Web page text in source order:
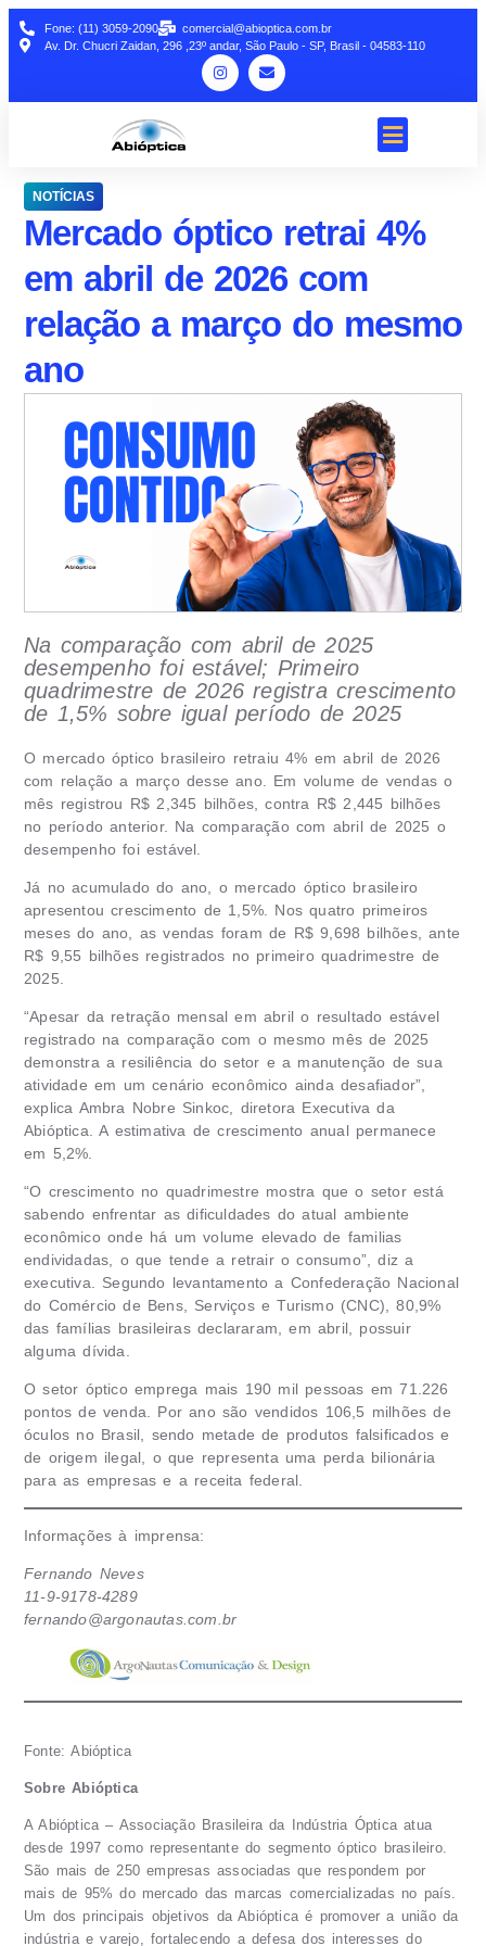
Fone: (11) 3059-2090
comercial@abioptica.com.br
Av. Dr. Chucri Zaidan, 296 ,23º andar, São Paulo - SP, Brasil - 04583-110
NOTÍCIAS
Mercado óptico retrai 4%
em abril de 2026 com
relação a março do mesmo
ano
Na comparação com abril de 2025
desempenho foi estável; Primeiro
quadrimestre de 2026 registra crescimento
de 1,5% sobre igual período de 2025
O mercado óptico brasileiro retraiu 4% em abril de 2026
com relação a março desse ano. Em volume de vendas o
mês registrou R$ 2,345 bilhões, contra R$ 2,445 bilhões
no período anterior. Na comparação com abril de 2025 o
desempenho foi estável.
Já no acumulado do ano, o mercado óptico brasileiro
apresentou crescimento de 1,5%. Nos quatro primeiros
meses do ano, as vendas foram de R$ 9,698 bilhões, ante
R$ 9,55 bilhões registrados no primeiro quadrimestre de
2025.
“Apesar da retração mensal em abril o resultado estável
registrado na comparação com o mesmo mês de 2025
demonstra a resiliência do setor e a manutenção de sua
atividade em um cenário econômico ainda desafiador”,
explica Ambra Nobre Sinkoc, diretora Executiva da
Abióptica. A estimativa de crescimento anual permanece
em 5,2%.
“O crescimento no quadrimestre mostra que o setor está
sabendo enfrentar as dificuldades do atual ambiente
econômico onde há um volume elevado de familias
endividadas, o que tende a retrair o consumo”, diz a
executiva. Segundo levantamento a Confederação Nacional
do Comércio de Bens, Serviços e Turismo (CNC), 80,9%
das famílias brasileiras declararam, em abril, possuir
alguma dívida.
O setor óptico emprega mais 190 mil pessoas em 71.226
pontos de venda. Por ano são vendidos 106,5 milhões de
óculos no Brasil, sendo metade de produtos falsificados e
de origem ilegal, o que representa uma perda bilionária
para as empresas e a receita federal.
Informações à imprensa:
Fernando Neves
11-9-9178-4289
fernando@argonautas.com.br
Fonte: Abióptica
Sobre Abióptica
A Abióptica – Associação Brasileira da Indústria Óptica atua
desde 1997 como representante do segmento óptico brasileiro.
São mais de 250 empresas associadas que respondem por
mais de 95% do mercado das marcas comercializadas no país.
Um dos principais objetivos da Abióptica é promover a união da
indústria e varejo, fortalecendo a defesa dos interesses do